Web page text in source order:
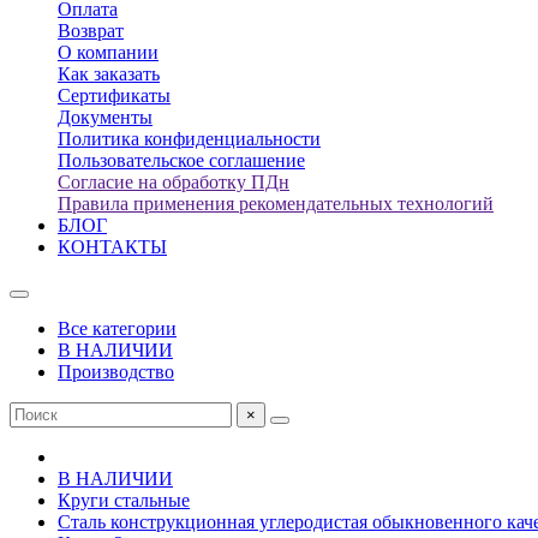
Оплата
Возврат
О компании
Как заказать
Сертификаты
Документы
Политика конфиденциальности
Пользовательское соглашение
Согласие на обработку ПДн
Правила применения рекомендательных технологий
БЛОГ
КОНТАКТЫ
Все категории
В НАЛИЧИИ
Производство
×
В НАЛИЧИИ
Круги стальные
Сталь конструкционная углеродистая обыкновенного